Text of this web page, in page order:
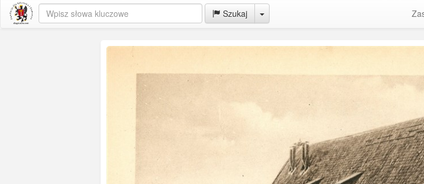
Szukaj Toggle Dropdown